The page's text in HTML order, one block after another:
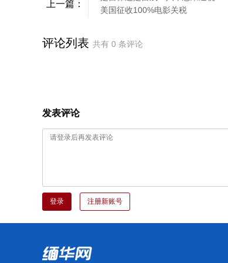
上一篇：
美国征收100%电影关税
评论列表 共有 0 条评论
发表评论
登录 注册新账号